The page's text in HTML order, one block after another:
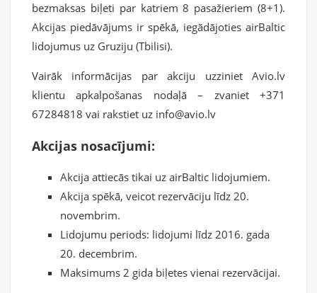
bezmaksas biļeti par katriem 8 pasažieriem (8+1).
Akcijas piedāvājums ir spēkā, iegādājoties airBaltic
lidojumus uz Gruziju (Tbilisi).
Vairāk informācijas par akciju uzziniet Avio.lv
klientu apkalpošanas nodaļā – zvaniet +371
67284818 vai rakstiet uz info@avio.lv
Akcijas nosacījumi:
Akcija attiecās tikai uz airBaltic lidojumiem.
Akcija spēkā, veicot rezervāciju līdz 20.
novembrim.
Lidojumu periods: lidojumi līdz 2016. gada
20. decembrim.
Maksimums 2 gida biļetes vienai rezervācijai.